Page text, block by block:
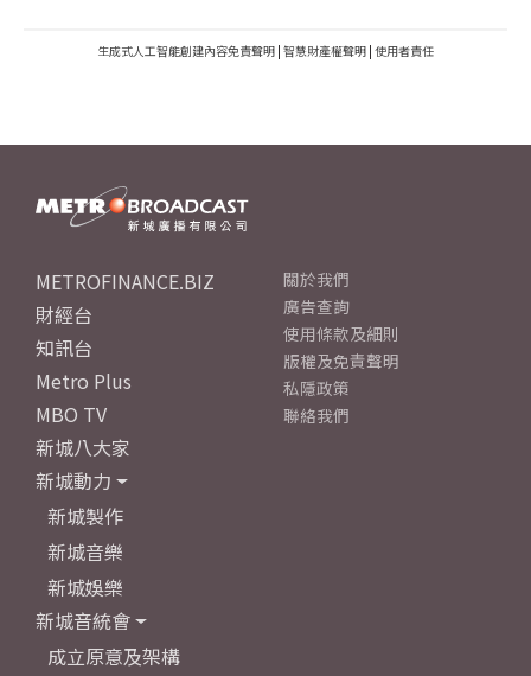
生成式人工智能創建內容免責聲明 | 智慧財產權聲明 | 使用者責任
METROFINANCE.BIZ
財經台
知訊台
Metro Plus
MBO TV
新城八大家
新城動力
新城製作
新城音樂
新城娛樂
新城音統會
成立原意及架構
關於我們
廣告查詢
使用條款及細則
版權及免責聲明
私隱政策
聯絡我們